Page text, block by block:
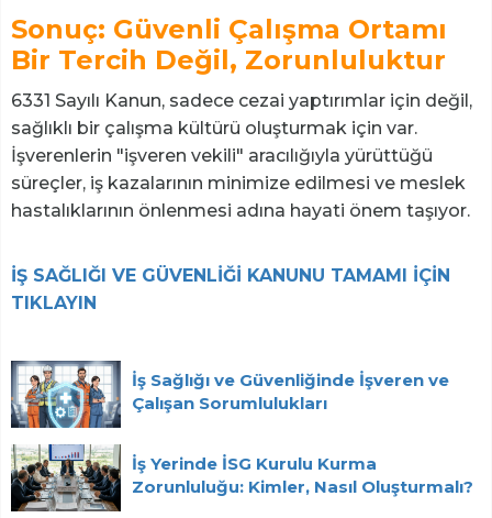
Sonuç: Güvenli Çalışma Ortamı
Bir Tercih Değil, Zorunluluktur
6331 Sayılı Kanun, sadece cezai yaptırımlar için değil,
sağlıklı bir çalışma kültürü oluşturmak için var.
İşverenlerin "işveren vekili" aracılığıyla yürüttüğü
süreçler, iş kazalarının minimize edilmesi ve meslek
hastalıklarının önlenmesi adına hayati önem taşıyor.
İŞ SAĞLIĞI VE GÜVENLİĞİ KANUNU TAMAMI İÇİN
TIKLAYIN
İş Sağlığı ve Güvenliğinde İşveren ve
Çalışan Sorumlulukları
İş Yerinde İSG Kurulu Kurma
Zorunluluğu: Kimler, Nasıl Oluşturmalı?